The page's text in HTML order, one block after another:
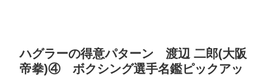
ハグラーの得意パターン 渡辺 二郎(大阪
帝拳)④ ボクシング選手名鑑ピックアッ